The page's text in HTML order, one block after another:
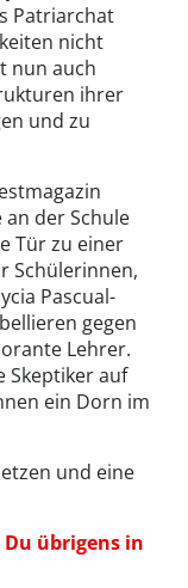
Patriarchat
nicht
nun auch
ihrer
und zu
an der Schule
Tür zu einer
Schülerinnen,
Pascual-
gegen
Lehrer.
Skeptiker auf
ein Dorn im
und eine
übrigens in